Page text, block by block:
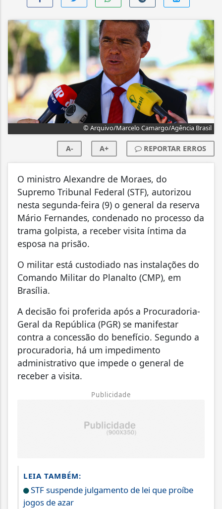
© Arquivo/Marcelo Camargo/Agência Brasil
A- A+ REPORTAR ERROS
O ministro Alexandre de Moraes, do
Supremo Tribunal Federal (STF), autorizou
nesta segunda-feira (9) o general da reserva
Mário Fernandes, condenado no processo da
trama golpista, a receber visita íntima da
esposa na prisão.
O militar está custodiado nas instalações do
Comando Militar do Planalto (CMP), em
Brasília.
A decisão foi proferida após a Procuradoria-
Geral da República (PGR) se manifestar
contra a concessão do benefício. Segundo a
procuradoria, há um impedimento
administrativo que impede o general de
receber a visita.
Publicidade
LEIA TAMBÉM:
STF suspende julgamento de lei que proíbe
jogos de azar